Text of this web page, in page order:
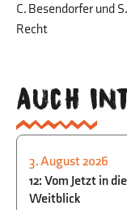
C. Besendorfer und
Recht
Auch
STUDIEN-
3. August 2026
12: Vom Jetzt in
Weitblick